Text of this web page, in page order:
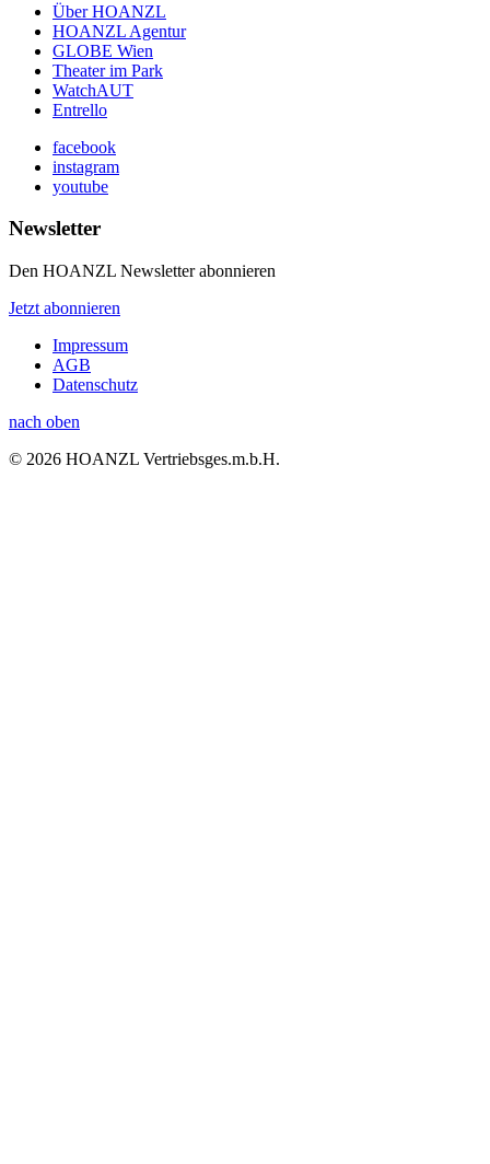
Über HOANZL
HOANZL Agentur
GLOBE Wien
Theater im Park
WatchAUT
Entrello
facebook
instagram
youtube
Newsletter
Den HOANZL Newsletter abonnieren
Jetzt abonnieren
Impressum
AGB
Datenschutz
nach oben
© 2026 HOANZL Vertriebsges.m.b.H.